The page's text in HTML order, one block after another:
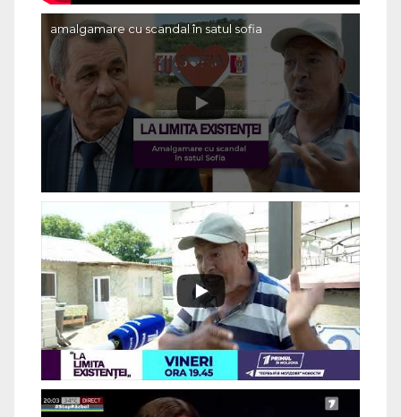
amalgamare cu scandal în satul sofia